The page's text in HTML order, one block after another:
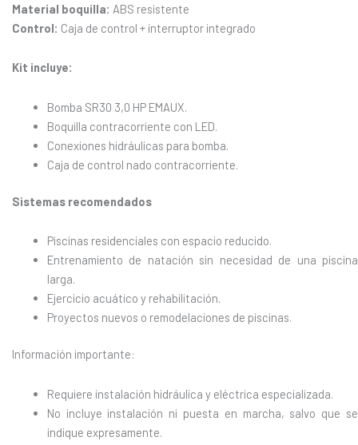
Material boquilla: ABS resistente
Control: Caja de control + interruptor integrado
Kit incluye:
Bomba SR30 3,0 HP EMAUX.
Boquilla contracorriente con LED.
Conexiones hidráulicas para bomba.
Caja de control nado contracorriente.
Sistemas recomendados
Piscinas residenciales con espacio reducido.
Entrenamiento de natación sin necesidad de una piscina
larga.
Ejercicio acuático y rehabilitación.
Proyectos nuevos o remodelaciones de piscinas.
Información importante:
Requiere instalación hidráulica y eléctrica especializada.
No incluye instalación ni puesta en marcha, salvo que se
indique expresamente.